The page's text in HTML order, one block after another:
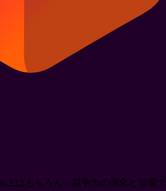
上はもちろん、競争力の強化と市場で